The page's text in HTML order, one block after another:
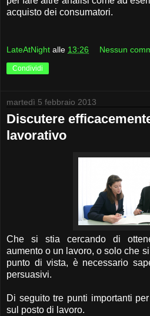
acquisto dei consumatori.
LateAtNight alle 13:26 Nessun
Condividi
martedì 5 febbraio 2013
Discutere
lavorativo
Che si stia cercando di
aumento o un lavoro, o solo che
punto di vista, è necessario
persuasivi.
Di seguito tre punti importanti
sul posto di lavoro.